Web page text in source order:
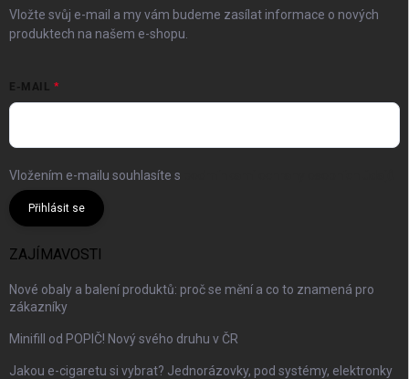
Vložte svůj e-mail a my vám budeme zasílat informace o nových
produktech na našem e-shopu.
E-MAIL
Vložením e-mailu souhlasíte s
Přihlásit se
ZAJÍMAVOSTI
Nové obaly a balení produktů: proč se mění a co to znamená pro
zákazníky
Minifill od POPIČ! Nový svého druhu v ČR
Jakou e-cigaretu si vybrat? Jednorázovky, pod systémy, elektronky